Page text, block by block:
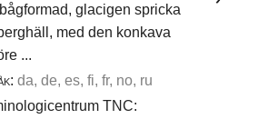
bågformad, glacigen spricka
med den konkava
...
da, de, es, fi, fr, no, ru
TNC: